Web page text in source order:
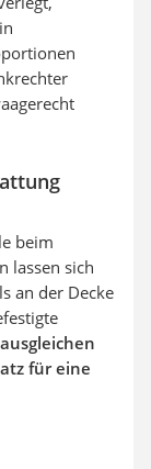
beim
lassen sich
an der Decke
für eine